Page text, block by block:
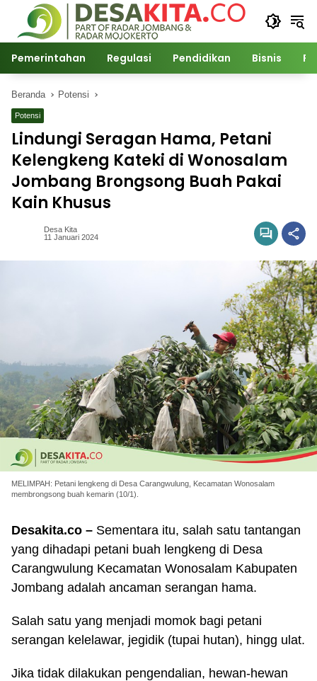
Langsung
konten
Pemerintahan Regulasi Pendidikan Bisnis
Beranda Potensi
Potensi
Lindungi Seragan Hama, Petani
Kelengkeng Kateki di Wonosalam
Jombang Brongsong Buah Pakai
Kain Khusus
Desa Kita
11 Januari 2024
MELIMPAH: Petani lengkeng di Desa Carangwulung, Kecamatan Wonosalam
membrongsong buah kemarin (10/1).
Desakita.co – Sementara itu, salah satu tantangan
yang dihadapi petani buah lengkeng di Desa
Carangwulung Kecamatan Wonosalam Kabupaten
Jombang adalah ancaman serangan hama.
Salah satu yang menjadi momok bagi petani
serangan kelelawar, jegidik (tupai hutan), hingg ulat.
Jika tidak dilakukan pengendalian, hewan-hewan